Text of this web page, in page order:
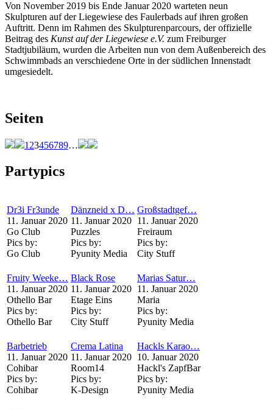
Von November 2019 bis Ende Januar 2020 warteten neun
Skulpturen auf der Liegewiese des Faulerbads auf ihren großen
Auftritt. Denn im Rahmen des Skulpturenparcours, der offizielle
Beitrag des Kunst auf der Liegewiese e.V. zum Freiburger
Stadtjubiläum, wurden die Arbeiten nun von dem Außenbereich des
Schwimmbads an verschiedene Orte in der südlichen Innenstadt
umgesiedelt.
Seiten
1 23456789…
Partypics
Dr3i Fr3unde
11. Januar 2020
Go Club
Pics by:
Go Club
Dänzneid x D…
11. Januar 2020
Puzzles
Pics by:
Pyunity Media
Großstadtgef…
11. Januar 2020
Freiraum
Pics by:
City Stuff
Fruity Weeke…
11. Januar 2020
Othello Bar
Pics by:
Othello Bar
Black Rose
11. Januar 2020
Etage Eins
Pics by:
City Stuff
Marias Satur…
11. Januar 2020
Maria
Pics by:
Pyunity Media
Barbetrieb
11. Januar 2020
Cohibar
Pics by:
Cohibar
Crema Latina
11. Januar 2020
Room14
Pics by:
K-Design
Hackls Karao…
10. Januar 2020
Hackl's ZapfBar
Pics by:
Pyunity Media